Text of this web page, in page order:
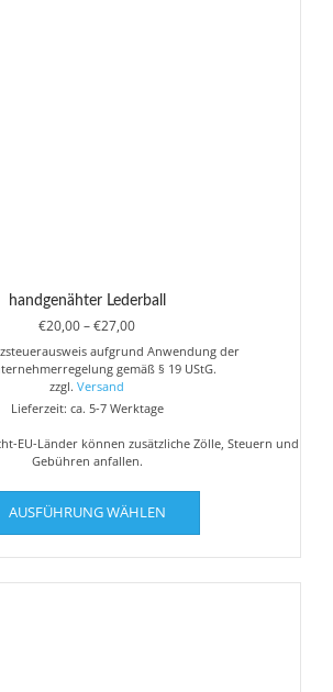
handgenähter Lederball
€20,00–€27,00Preisspanne:
€20,00
bis
aufgrund Anwendung der
gemäß § 19 UStG.
zzgl. Versand
Lieferzeit: ca. 5-7 Werktage
EU-Länder können zusätzliche Zölle, Steuern und
Gebühren anfallen.
AUSFÜHRUNG WÄHLEN
Dieses
weist
mehrere
Varianten